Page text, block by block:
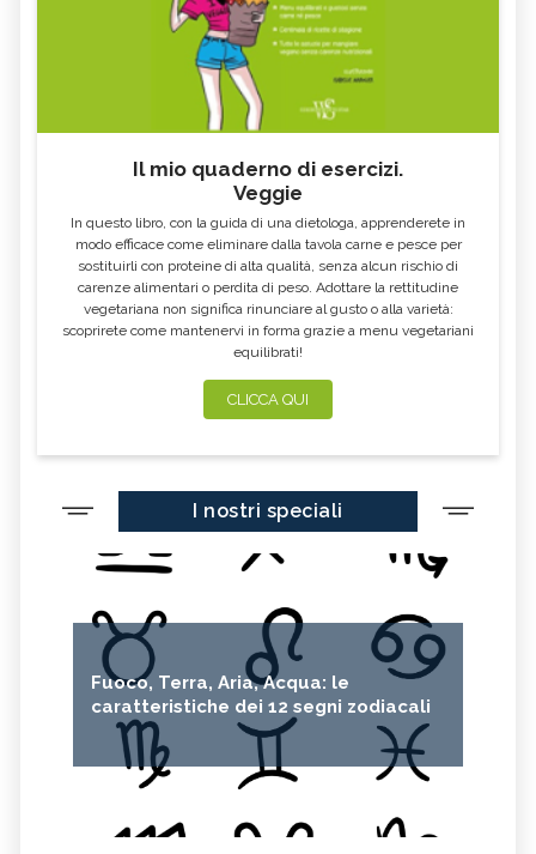
Il mio quaderno di esercizi.
Veggie
In questo libro, con la guida di una dietologa, apprenderete in
modo efficace come eliminare dalla tavola carne e pesce per
sostituirli con proteine di alta qualità, senza alcun rischio di
carenze alimentari o perdita di peso. Adottare la rettitudine
vegetariana non significa rinunciare al gusto o alla varietà:
scoprirete come mantenervi in forma grazie a menu vegetariani
equilibrati!
CLICCA QUI
I nostri speciali
Fuoco, Terra, Aria, Acqua: le
caratteristiche dei 12 segni zodiacali